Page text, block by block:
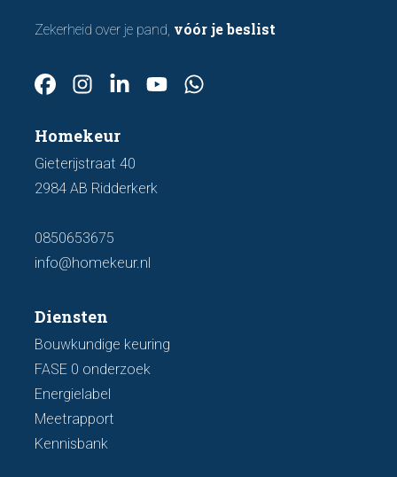
Zekerheid over je pand, vóór je beslist
Homekeur
Gieterijstraat 40
2984 AB Ridderkerk
0850653675
info@homekeur.nl
Diensten
Bouwkundige keuring
FASE 0 onderzoek
Energielabel
Meetrapport
Kennisbank